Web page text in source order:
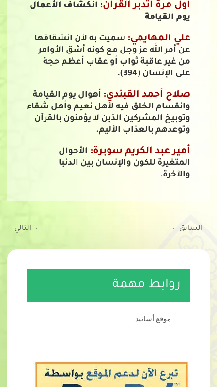
أول مرة أتدبر القرآن: انكشاف الأعمال
يوم القيامة
علي المهايمي: سميت به لأن انشقاقها
عن أمر الله عز وجل مع كونه أشق الأوامر
من غير عاقبة ثواب أو عقاب أعظم حجة
على الإنسان (394).
صلاح أحمد القبندي: أهوال يوم القيامة
وانقسام الخلق فيه لأهل نعيم وأهل شقاء
وتوبيخ المشركين الذين لا يؤمنون بالقرآن
وتوعدهم بالعذاب الأليم.
أمير عبد الكريم سوبرة: الأحوال
المتغيرة للكون والإنسان بين الدنيا
والآخرة.
السابق ←
→ التالي
روابط مهمة
موقع أسانيد